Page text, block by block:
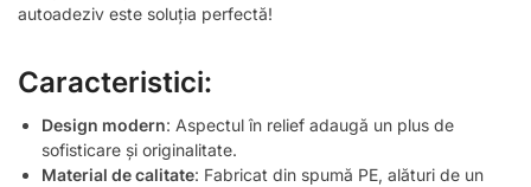
autoadeziv este soluția perfectă!
Caracteristici:
Design modern: Aspectul în relief adaugă un plus de
sofisticare și originalitate.
Material de calitate: Fabricat din spumă PE, alături de un